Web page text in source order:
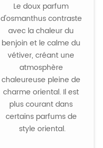
Le doux parfum
d'osmanthus contraste
avec la chaleur du
benjoin et le calme du
vétiver, créant une
atmosphère
chaleureuse pleine de
charme oriental. Il est
plus courant dans
certains parfums de
style oriental.